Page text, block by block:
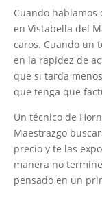
Cuando hablamos
en Vistabella del
caros. Cuando un
en la rapidez de
que si tarda
que tenga que
Un técnico de
Maestrazgo
precio y te las
manera no
pensado en un